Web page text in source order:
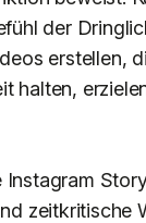
der
erstellen,
halten,
Instagram
zeitkritische